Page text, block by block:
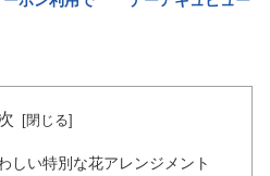
しい特別な花アレンジメント